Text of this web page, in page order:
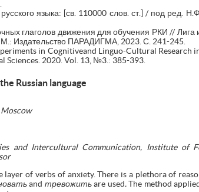
языка: [св. 110000 слов. ст.] / под ред.
глаголов движения для обучения РКИ //
М.: Издательство ПАРАДИГМА, 2023. С. 241-245.
in Cognitiveand Linguo-Cultural Research
Sciences. 2020. Vol. 13, №3.: 385-393.
Russian language
and Intercultural Communication, Institute of
layer of verbs of anxiety. There is a plethora of
and тревожитьare used.The method